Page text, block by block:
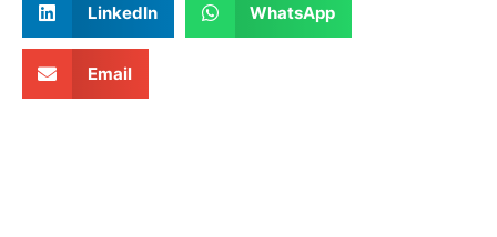
LinkedIn WhatsApp
Email